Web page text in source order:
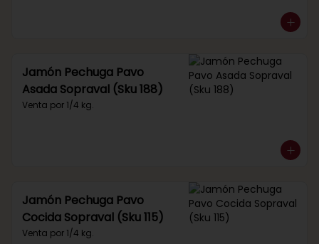
Jamón Pechuga Pavo
Asada Sopraval (Sku 188)
Venta por 1/4 kg.
Jamón Pechuga Pavo
Cocida Sopraval (Sku 115)
Venta por 1/4 kg.